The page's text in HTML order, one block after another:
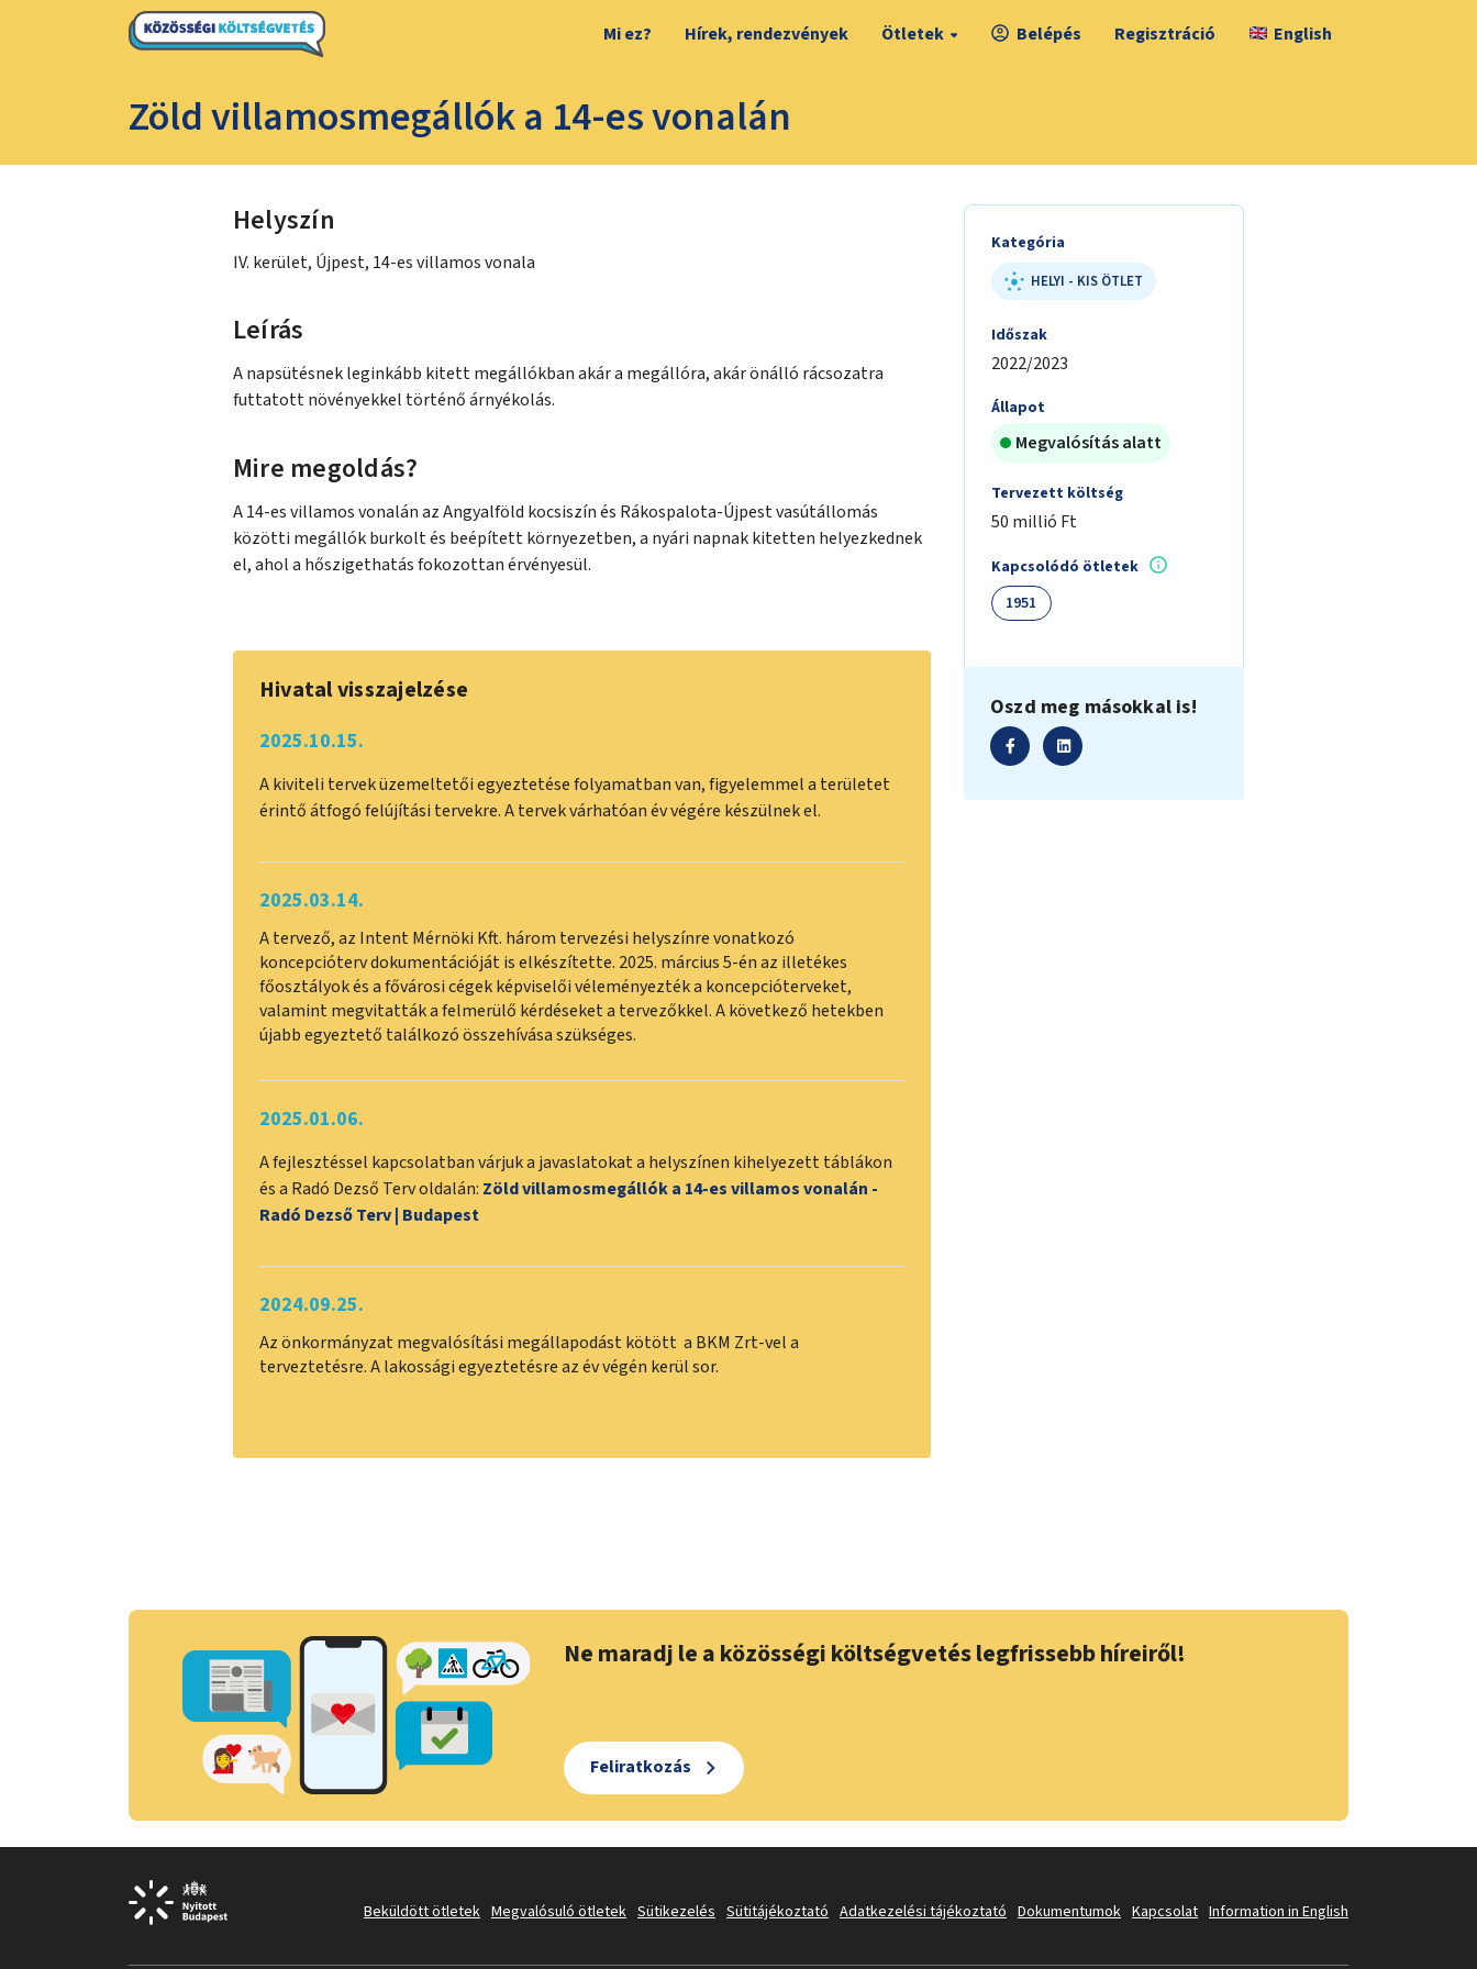
Mi ez? Hírek, rendezvények Ötletek Belépés Regisztráció English
Zöld villamosmegállók a 14-es vonalán
Helyszín
IV. kerület, Újpest, 14-es villamos vonala
Leírás
A napsütésnek leginkább kitett megállókban akár a megállóra, akár önálló rácsozatra
futtatott növényekkel történő árnyékolás.
Mire megoldás?
A 14-es villamos vonalán az Angyalföld kocsiszín és Rákospalota-Újpest vasútállomás
közötti megállók burkolt és beépített környezetben, a nyári napnak kitetten helyezkednek
el, ahol a hőszigethatás fokozottan érvényesül.
Hivatal visszajelzése
2025.10.15.
A kiviteli tervek üzemeltetői egyeztetése folyamatban van, figyelemmel a területet
érintő átfogó felújítási tervekre. A tervek várhatóan év végére készülnek el.
2025.03.14.
A tervező, az Intent Mérnöki Kft. három tervezési helyszínre vonatkozó
koncepcióterv dokumentációját is elkészítette. 2025. március 5-én az illetékes
főosztályok és a fővárosi cégek képviselői véleményezték a koncepcióterveket,
valamint megvitatták a felmerülő kérdéseket a tervezőkkel. A következő hetekben
újabb egyeztető találkozó összehívása szükséges.
2025.01.06.
A fejlesztéssel kapcsolatban várjuk a javaslatokat a helyszínen kihelyezett táblákon
és a Radó Dezső Terv oldalán: Zöld villamosmegállók a 14-es villamos vonalán -
Radó Dezső Terv | Budapest
2024.09.25.
Az önkormányzat megvalósítási megállapodást kötött a BKM Zrt-vel a
terveztetésre. A lakossági egyeztetésre az év végén kerül sor.
Kategória
HELYI - KIS ÖTLET
Időszak
2022/2023
Állapot
Megvalósítás alatt
Tervezett költség
50 millió Ft
Kapcsolódó ötletek
1951
Oszd meg másokkal is!
Ne maradj le a közösségi költségvetés legfrissebb híreiről!
Feliratkozás
Beküldött ötletek Megvalósuló ötletek Sütikezelés Sütitájékoztató Adatkezelési tájékoztató Dokumentumok Kapcsolat Information in English